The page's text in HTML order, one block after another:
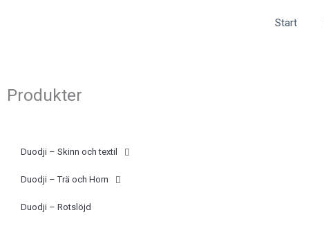
Start
Produkter
Duodji – Skinn och textil
Duodji – Trä och Horn
Duodji – Rotslöjd